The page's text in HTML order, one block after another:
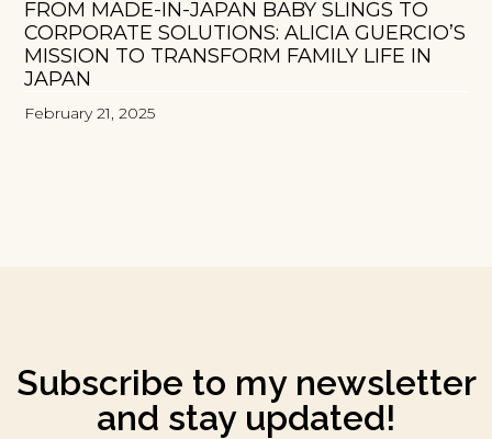
FROM MADE-IN-JAPAN BABY SLINGS TO
CORPORATE SOLUTIONS: ALICIA GUERCIO’S
MISSION TO TRANSFORM FAMILY LIFE IN
JAPAN
February 21, 2025
Subscribe to my newsletter
and stay updated!